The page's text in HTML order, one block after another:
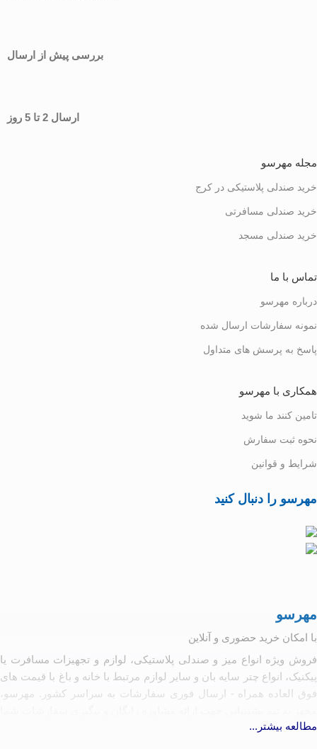
بررسی پیش از ارسال
ارسال 2 تا 5 روز
مجله مهرسو
خرید صندلی پلاستیکی در کرج
خرید صندلی مسافرتی
خرید صندلی مسجد
تماس با ما
درباره مهرسو
نمونه سفارشات ارسال شده
پاسخ به پرسش های متداول
همکاری با مهرسو
تامین کنند ما شوید
نحوه ثبت سفارش
شرایط و قوانین
مهرسو را دنبال کنید
مهرسو
با امکان خرید حضوری و آنلاین
فروش ویژه انواع میز و صندلی پلاستیکی، لوازم و تجهیزات مسافرت یا
پیکنیک، انواع چتر سایه بان و سایر لوازم مرتبط با خانه و باغ با قیمت های
فوق العاده همراه - ارسال فوری سفارشات به سراسر کشور. مهرسو،
آماده همکاری با تولیدکنندگان و کارخانه جات مرتبط به شرط رعایت
مطالعه بیشتر...